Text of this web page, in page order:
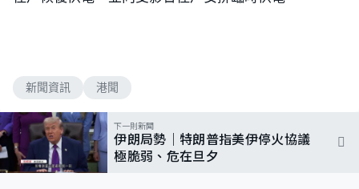
新聞資訊 港聞
下一則新聞
伊朗局勢｜特朗普指美伊停火協議
極脆弱、危在旦夕